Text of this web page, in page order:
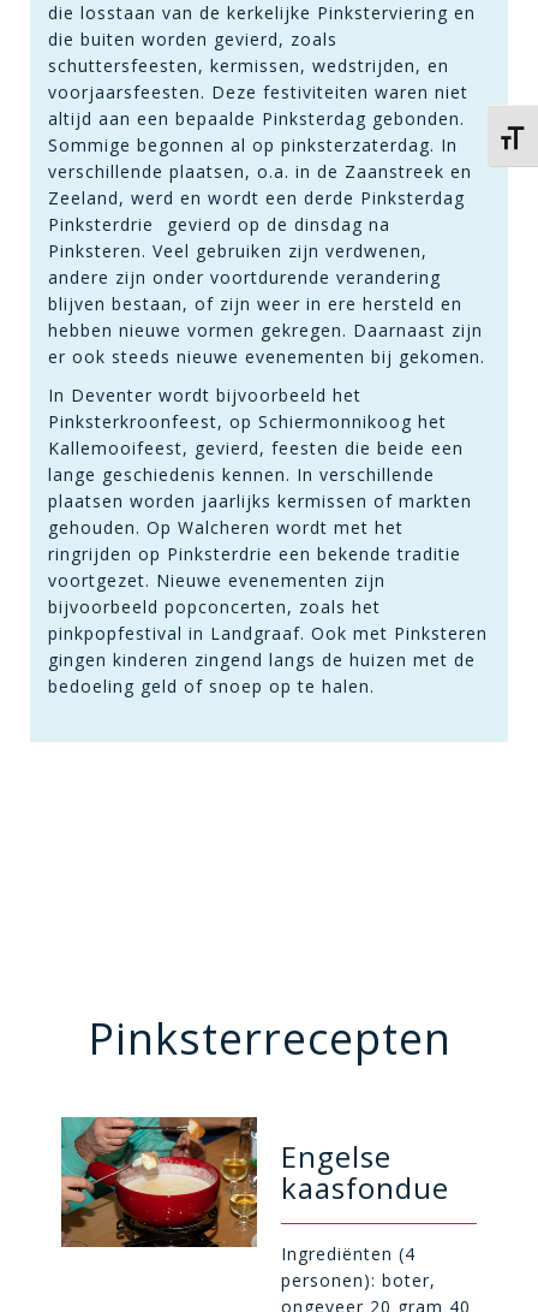
die losstaan van de kerkelijke Pinksterviering en
die buiten worden gevierd, zoals
schuttersfeesten, kermissen, wedstrijden, en
voorjaarsfeesten. Deze festiviteiten waren niet
altijd aan een bepaalde Pinksterdag gebonden.
Sommige begonnen al op pinksterzaterdag. In
verschillende plaatsen, o.a. in de Zaanstreek en
Zeeland, werd en wordt een derde Pinksterdag 
Pinksterdrie  gevierd op de dinsdag na
Pinksteren. Veel gebruiken zijn verdwenen,
andere zijn onder voortdurende verandering
blijven bestaan, of zijn weer in ere hersteld en
hebben nieuwe vormen gekregen. Daarnaast zijn
er ook steeds nieuwe evenementen bij gekomen.
In Deventer wordt bijvoorbeeld het
Pinksterkroonfeest, op Schiermonnikoog het
Kallemooifeest, gevierd, feesten die beide een
lange geschiedenis kennen. In verschillende
plaatsen worden jaarlijks kermissen of markten
gehouden. Op Walcheren wordt met het
ringrijden op Pinksterdrie een bekende traditie
voortgezet. Nieuwe evenementen zijn
bijvoorbeeld popconcerten, zoals het
pinkpopfestival in Landgraaf. Ook met Pinksteren
gingen kinderen zingend langs de huizen met de
bedoeling geld of snoep op te halen.
Pinksterrecepten
Engelse
kaasfondue
Ingrediënten (4
personen): boter,
ongeveer 20 gram 40